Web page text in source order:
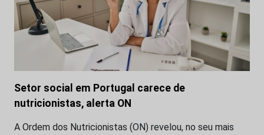
Setor social em Portugal carece de
nutricionistas, alerta ON
A Ordem dos Nutricionistas (ON) revelou, no seu mais